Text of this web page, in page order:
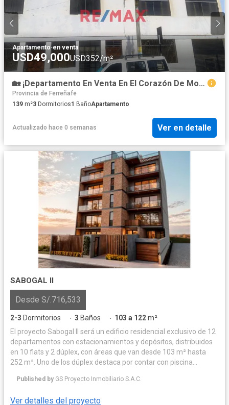
Apartamento·en venta
USD49,000USD352/m²
🏡 ¡Departamento En Venta En El Corazón De Motupe! ✨
Provincia de Ferreñafe
139 m²3 Dormitorios1 BañoApartamento
Actualizado hace 0 semanas Ver en detalle
SABOGAL II
Desde S/.716,533
2-3 Dormitorios · 3 Baños · 103 a 122m²
El proyecto Sabogal II será un edificio residencial exclusivo de 12
departamentos con estacionamientos y depósitos, distribuidos
en 10 flats y 2 dúplex, con áreas que van desde 103 m² hasta
252 m². Uno de los dúplex destaca por contar con piscina
segundo ofrece una amplia terraza con parrilla, ideal para el
Published by GS Proyecto Inmobiliario S.A.C.
Ver detalles del proyecto